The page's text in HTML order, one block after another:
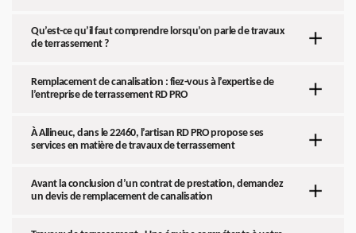
Qu’est-ce qu’il faut comprendre lorsqu’on parle de travaux
de terrassement ?
Remplacement de canalisation : fiez-vous à l’expertise de
l’entreprise de terrassement RD PRO
À Allineuc, dans le 22460, l’artisan RD PRO propose ses
services en matière de travaux de terrassement
Avant la conclusion d’un contrat de prestation, demandez
un devis de remplacement de canalisation